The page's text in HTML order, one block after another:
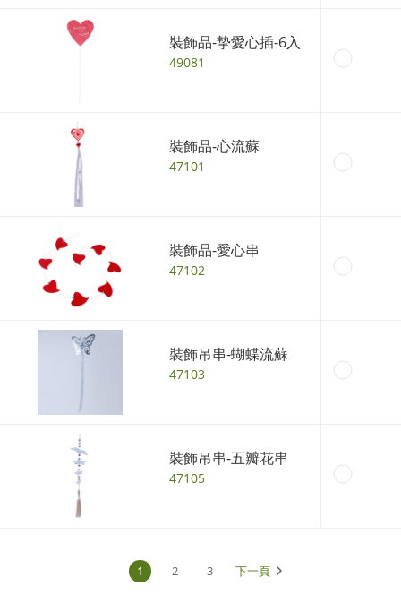
裝飾品-摯愛心插-6入
49081
裝飾品-心流蘇
47101
裝飾品-愛心串
47102
裝飾吊串-蝴蝶流蘇
47103
裝飾吊串-五瓣花串
47105
1 2 3 下一頁